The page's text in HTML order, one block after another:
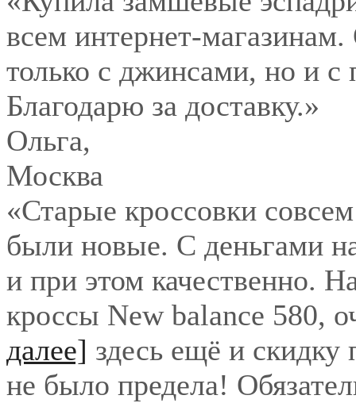
всем интернет-
только с джинсами, но и с
Благодарю за доставку.»
Ольга,
Москва
«Старые кроссовки
были новые. С деньгами
и при этом качественно.
кроссы New balance 580,
далее] здесь ещё и
не было предела!